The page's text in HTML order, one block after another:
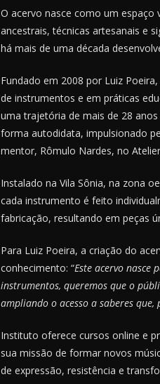
O acervo nasce como um espaço
ancestrais, técnicas artesanais e
há mais de uma década
Fundado em 2008 por Luiz
de instrumentos e em práticas
uma trajetória de mais de 28
forma autodidata, impulsionado
mentor, Rômulo Nardes, no
Instalado na Vila Sônia, na zona
cada instrumento é feito
fabricação, resultando em peças
Para Luiz Poeira, a criação do
conhecimento: “Este acervo nasce
instrumentos, queremos que o
ampliando o acesso a saberes
Instituto oferece cursos online e
sua missão de formar novos
de expressão, resistência e